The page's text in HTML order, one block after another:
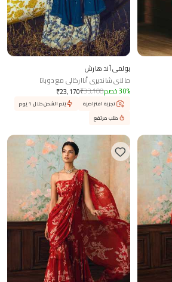
بولمي آند هارش
مالاي شانديري أنااركالي مع دوباتا
₹23,170₹33,100 30% خصم
تجربة افتراضية
يتم الشحن خلال 1 يوم
طلب مرتفع